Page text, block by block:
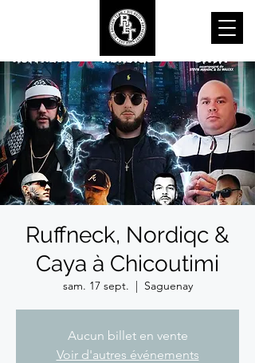
Ruffneck, Nordiqc &
Caya à Chicoutimi
sam. 17 sept.
  |
Saguenay
Aucun billet en vente
Voir d'autres événements